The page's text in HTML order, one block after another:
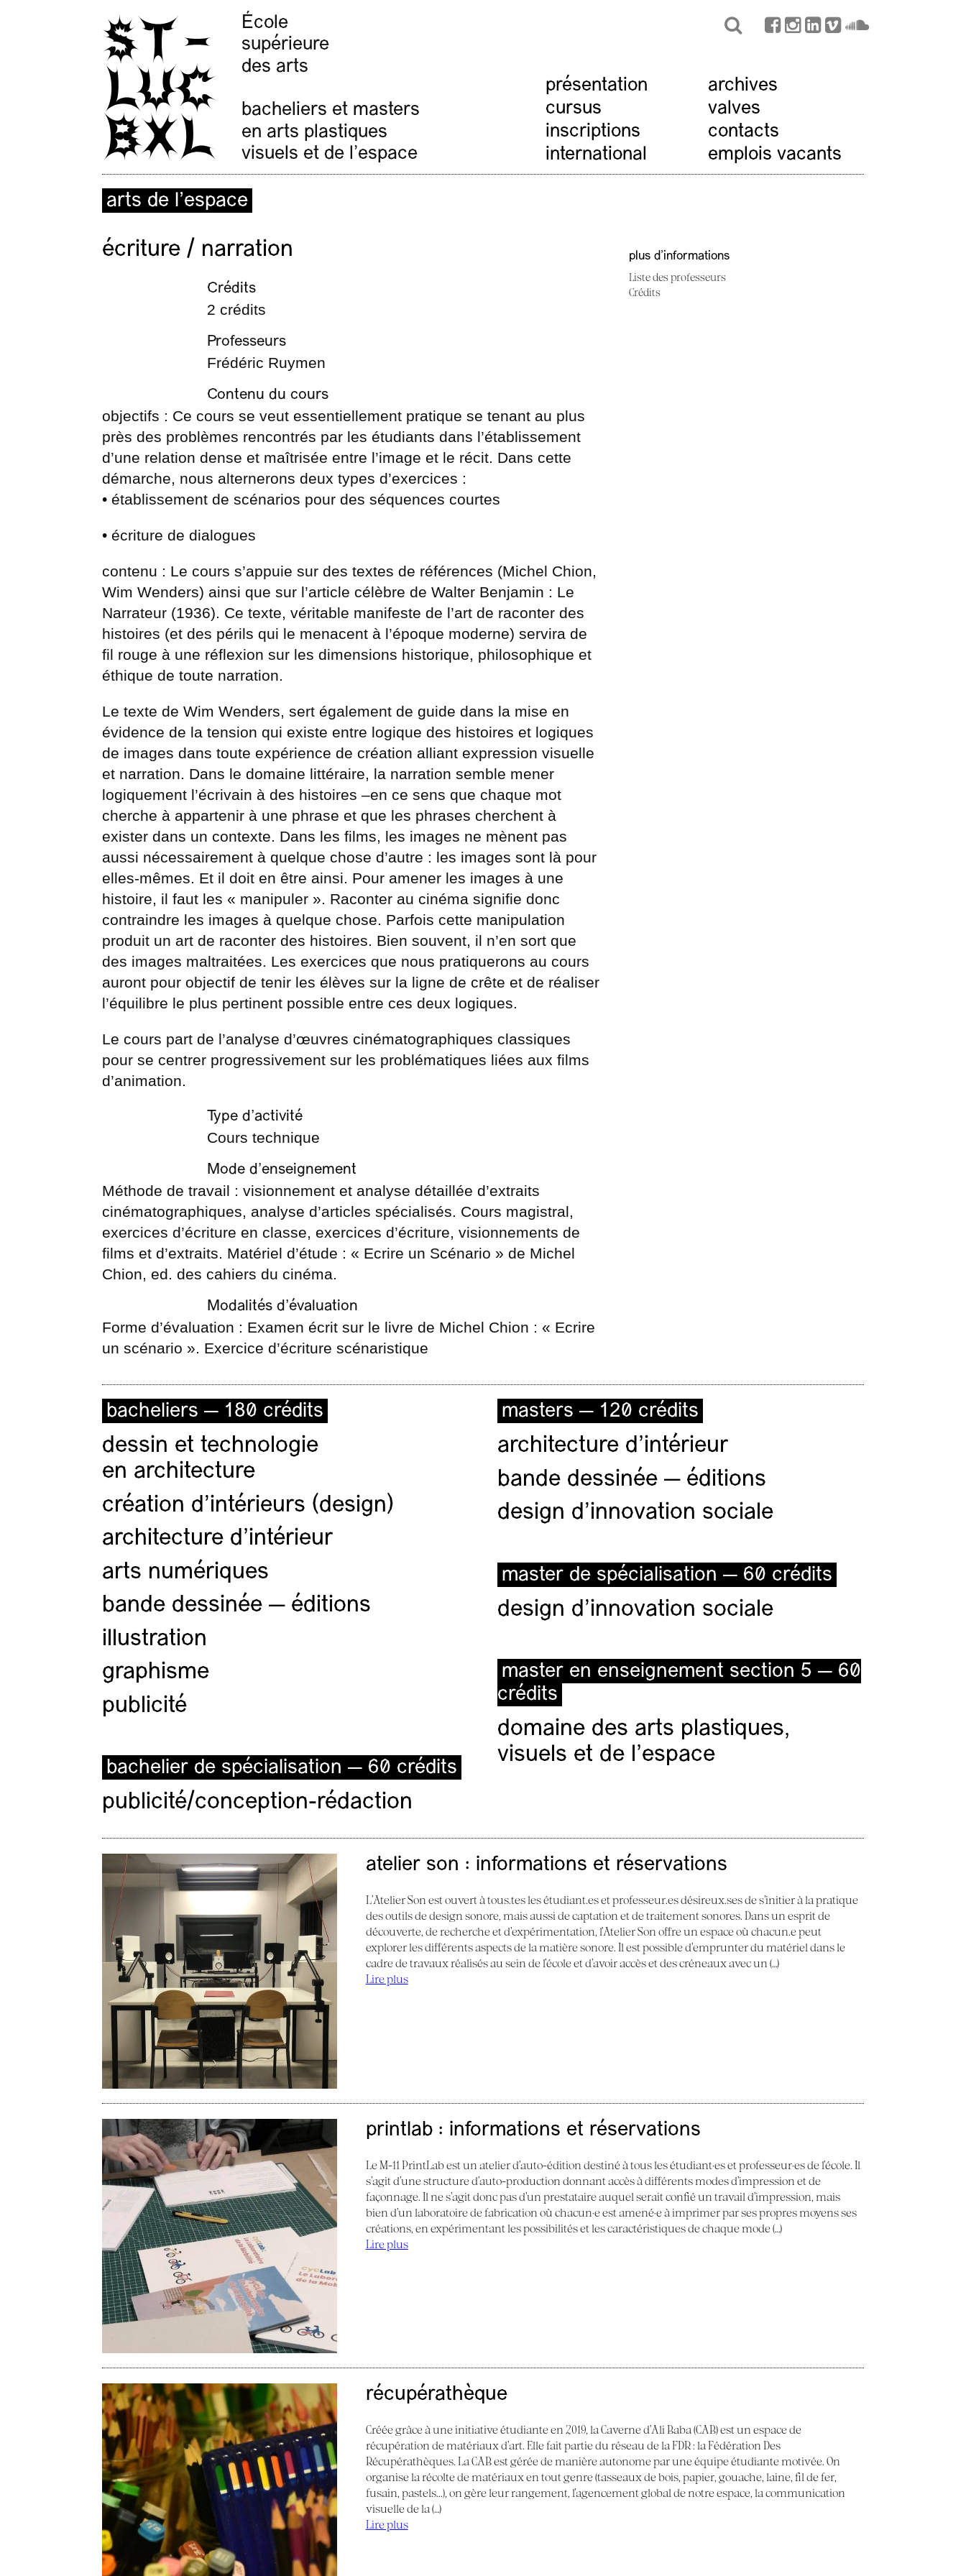
École
supérieure
des arts
bacheliers et masters
en arts plastiques
visuels et de l'espace
présentation
cursus
inscriptions
international
archives
valves
contacts
emplois vacants
arts de l’espace
écriture / narration
Crédits
2 crédits
Professeurs
Frédéric Ruymen
Contenu du cours
objectifs : Ce cours se veut essentiellement pratique se tenant au plus
près des problèmes rencontrés par les étudiants dans l’établissement
d’une relation dense et maîtrisée entre l’image et le récit. Dans cette
démarche, nous alternerons deux types d’exercices :
• établissement de scénarios pour des séquences courtes
• écriture de dialogues
contenu : Le cours s’appuie sur des textes de références (Michel Chion,
Wim Wenders) ainsi que sur l’article célèbre de Walter Benjamin : Le
Narrateur (1936). Ce texte, véritable manifeste de l’art de raconter des
histoires (et des périls qui le menacent à l’époque moderne) servira de
fil rouge à une réflexion sur les dimensions historique, philosophique et
éthique de toute narration.
Le texte de Wim Wenders, sert également de guide dans la mise en
évidence de la tension qui existe entre logique des histoires et logiques
de images dans toute expérience de création alliant expression visuelle
et narration. Dans le domaine littéraire, la narration semble mener
logiquement l’écrivain à des histoires –en ce sens que chaque mot
cherche à appartenir à une phrase et que les phrases cherchent à
exister dans un contexte. Dans les films, les images ne mènent pas
aussi nécessairement à quelque chose d’autre : les images sont là pour
elles-mêmes. Et il doit en être ainsi. Pour amener les images à une
histoire, il faut les « manipuler ». Raconter au cinéma signifie donc
contraindre les images à quelque chose. Parfois cette manipulation
produit un art de raconter des histoires. Bien souvent, il n’en sort que
des images maltraitées. Les exercices que nous pratiquerons au cours
auront pour objectif de tenir les élèves sur la ligne de crête et de réaliser
l’équilibre le plus pertinent possible entre ces deux logiques.
Le cours part de l’analyse d’œuvres cinématographiques classiques
pour se centrer progressivement sur les problématiques liées aux films
d’animation.
Type d’activité
Cours technique
Mode d’enseignement
Méthode de travail : visionnement et analyse détaillée d’extraits
cinématographiques, analyse d’articles spécialisés. Cours magistral,
exercices d’écriture en classe, exercices d’écriture, visionnements de
films et d’extraits. Matériel d’étude : « Ecrire un Scénario » de Michel
Chion, ed. des cahiers du cinéma.
Modalités d’évaluation
Forme d’évaluation : Examen écrit sur le livre de Michel Chion : « Ecrire
un scénario ». Exercice d’écriture scénaristique
plus d'informations
Liste des professeurs
Crédits
bacheliers — 180 crédits
dessin et technologie
en architecture
création d'intérieurs (design)
architecture d’intérieur
arts numériques
bande dessinée — éditions
illustration
graphisme
publicité
bachelier de spécialisation — 60 crédits
publicité/conception-rédaction
masters — 120 crédits
architecture d’intérieur
bande dessinée — éditions
design d'innovation sociale
master de spécialisation — 60 crédits
design d'innovation sociale
master en enseignement section 5 — 60
crédits
domaine des arts plastiques,
visuels et de l’espace
atelier son : informations et réservations
L’Atelier Son est ouvert à tous.tes les étudiant.es et professeur.es désireux.ses de s’initier à la pratique
des outils de design sonore, mais aussi de captation et de traitement sonores. Dans un esprit de
découverte, de recherche et d’expérimentation, l’Atelier Son offre un espace où chacun.e peut
explorer les différents aspects de la matière sonore. Il est possible d’emprunter du matériel dans le
cadre de travaux réalisés au sein de l’école et d’avoir accès et des créneaux avec un (…)
Lire plus
printlab : informations et réservations
Le M-11 PrintLab est un atelier d’auto-édition destiné à tous les étudiant·es et professeur·es de l’école. Il
s’agit d’une structure d’auto-production donnant accès à différents modes d’impression et de
façonnage. Il ne s’agit donc pas d’un prestataire auquel serait confié un travail d’impression, mais
bien d’un laboratoire de fabrication où chacun·e est amené·e à imprimer par ses propres moyens ses
créations, en expérimentant les possibilités et les caractéristiques de chaque mode (…)
Lire plus
récupérathèque
Créée grâce à une initiative étudiante en 2019, la Caverne d’Ali Baba (CAB) est un espace de
récupération de matériaux d’art. Elle fait partie du réseau de la FDR : la Fédération Des
Récupérathèques. La CAB est gérée de manière autonome par une équipe étudiante motivée. On
organise la récolte de matériaux en tout genre (tasseaux de bois, papier, gouache, laine, fil de fer,
fusain, pastels...), on gère leur rangement, l’agencement global de notre espace, la communication
visuelle de la (…)
Lire plus